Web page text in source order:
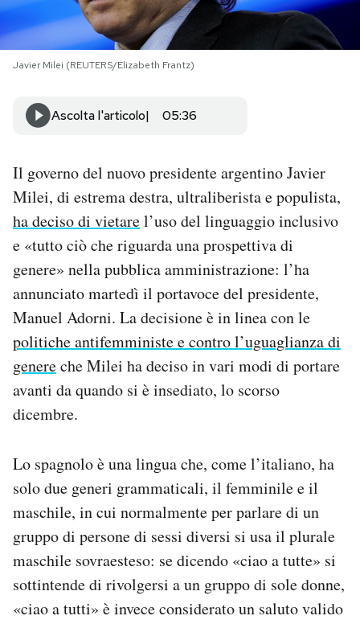
I MIEI PREFERITI
SHOP
CALENDARIO
AREA PERSONALE
Area Personale
Newsletter
Notifiche mobile
Regala il Post
Javier Milei (REUTERS/Elizabeth Frantz)
Ascolta l'articolo 05:36
Il governo del nuovo presidente argentino Javier
Milei, di estrema destra, ultraliberista e populista,
ha deciso di vietarel’uso del linguaggio inclusivo
e «tutto ciò che riguarda una prospettiva di
genere» nella pubblica amministrazione: l’ha
annunciato martedì il portavoce del presidente,
Manuel Adorni. La decisione è in linea con le
politiche antifemministe e contro l’uguaglianza di
genereche Milei ha deciso in vari modi di portare
avanti da quando si è insediato, lo scorso
dicembre.
Lo spagnolo è una lingua che, come l’italiano, ha
solo due generi grammaticali, il femminile e il
maschile, in cui normalmente per parlare di un
gruppo di persone di sessi diversi si usa il plurale
maschile sovraesteso: se dicendo «ciao a tutte» si
sottintende di rivolgersi a un gruppo di sole donne,
«ciao a tutti» è invece considerato un saluto valido